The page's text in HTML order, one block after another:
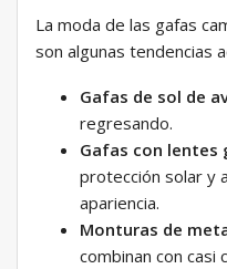
La moda de las gafas
son algunas tendencias
Gafas de sol de
regresando.
Gafas con lentes
protección solar y
apariencia.
Monturas de
combinan con casi